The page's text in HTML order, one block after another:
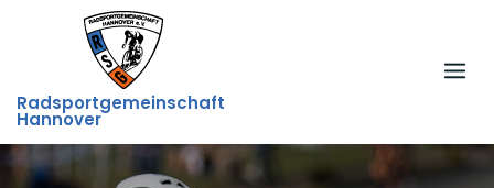
Radsportgemeinschaft
Hannover